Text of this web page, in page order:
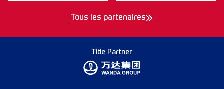
Tous les partenaires
Title Partner